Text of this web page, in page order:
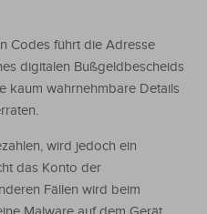
Codes führt die Adresse
digitalen Bußgeldbescheids
kaum wahrnehmbare Details
wird jedoch ein
das Konto der
Fällen wird beim